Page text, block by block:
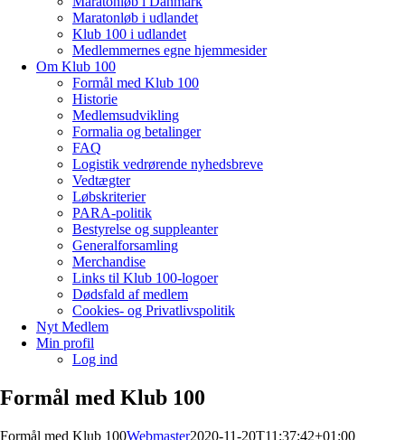
Maratonløb i udlandet
Klub 100 i udlandet
Medlemmernes egne hjemmesider
Om Klub 100
Formål med Klub 100
Historie
Medlemsudvikling
Formalia og betalinger
FAQ
Logistik vedrørende nyhedsbreve
Vedtægter
Løbskriterier
PARA-politik
Bestyrelse og suppleanter
Generalforsamling
Merchandise
Links til Klub 100-logoer
Dødsfald af medlem
Cookies- og Privatlivspolitik
Nyt Medlem
Min profil
Log ind
Formål med Klub 100
Formål med Klub 100Webmaster2020-11-20T11:37:42+01:00